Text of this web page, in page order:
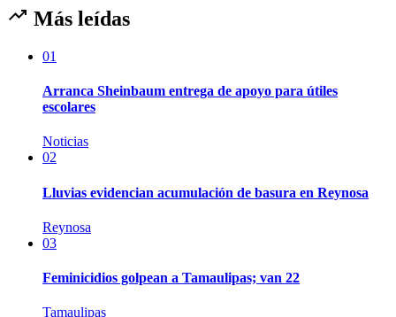
Más leídas
01
Arranca Sheinbaum entrega de apoyo para útiles
escolares
Noticias
02
Lluvias evidencian acumulación de basura en Reynosa
Reynosa
03
Feminicidios golpean a Tamaulipas; van 22
Tamaulipas